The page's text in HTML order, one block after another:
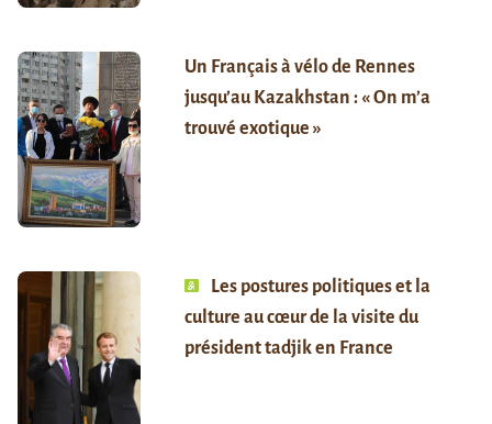
Un Français à vélo de Rennes
jusqu’au Kazakhstan : « On m’a
trouvé exotique »
Les postures politiques et la
culture au cœur de la visite du
président tadjik en France